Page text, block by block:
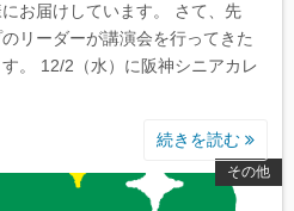
その他
お届けしています。 さて、先
リーダーが講演会を行ってきた
。 12/2（水）に阪神シニアカレ
続きを読む